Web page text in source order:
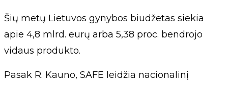
Šių metų Lietuvos gynybos biudžetas siekia
apie 4,8 mlrd. eurų arba 5,38 proc. bendrojo
vidaus produkto.
Pasak R. Kauno, SAFE leidžia nacionalinį